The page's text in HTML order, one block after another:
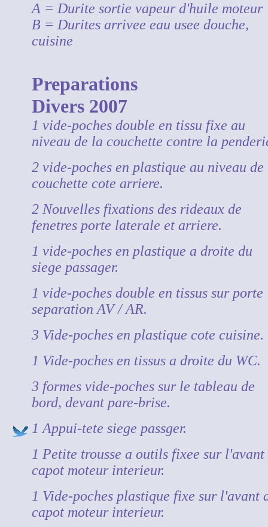
A = Durite sortie vapeur d'huile moteur
B = Durites arrivee eau usee douche,
cuisine
Preparations
Divers 2007
1 vide-poches double en tissu fixe au
niveau de la couchette contre la
2 vide-poches en plastique au niveau de
couchette cote arriere.
2 Nouvelles fixations des rideaux de
fenetres porte laterale et arriere.
1 vide-poches en plastique a droite du
siege passager.
1 vide-poches double en tissus sur porte
separation AV / AR.
3 Vide-poches en plastique cote cuisine.
1 Vide-poches en tissus a droite du WC.
3 formes vide-poches sur le tableau de
bord, devant pare-brise.
1 Appui-tete siege passger.
1 Petite trousse a outils fixee sur l'avant
capot moteur interieur.
1 Vide-poches plastique fixe sur l'avant
capot moteur interieur.